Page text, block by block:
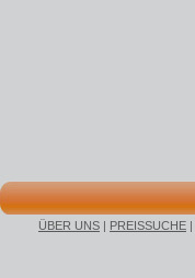
ÜBER UNS | PREISSUCHE |